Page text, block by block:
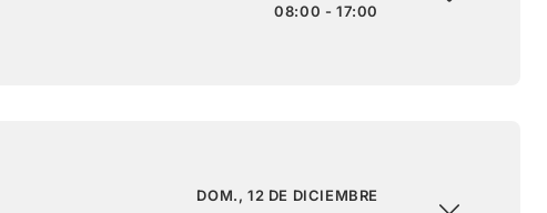
08:00 - 17:00
DOM., 12 DE DICIEMBRE